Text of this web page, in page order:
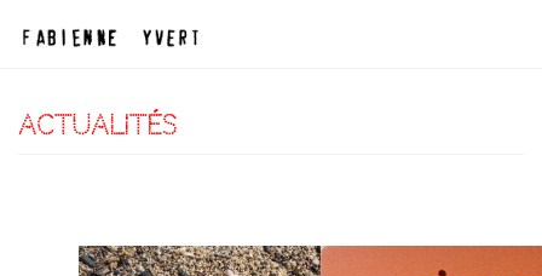
actualités